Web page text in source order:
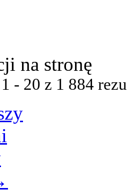
na stronę
- 20 z 1 884